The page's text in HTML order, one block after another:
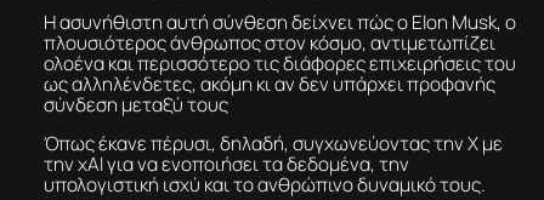
Η ασυνήθιστη αυτή σύνθεση δείχνει πώς ο Elon Musk, ο
πλουσιότερος άνθρωπος στον κόσμο, αντιμετωπίζει
ολοένα και περισσότερο τις διάφορες επιχειρήσεις του
ως αλληλένδετες, ακόμη κι αν δεν υπάρχει προφανής
σύνδεση μεταξύ τους
Όπως έκανε πέρυσι, δηλαδή, συγχωνεύοντας την X με
την xAI για να ενοποιήσει τα δεδομένα, την
υπολογιστική ισχύ και το ανθρώπινο δυναμικό τους.